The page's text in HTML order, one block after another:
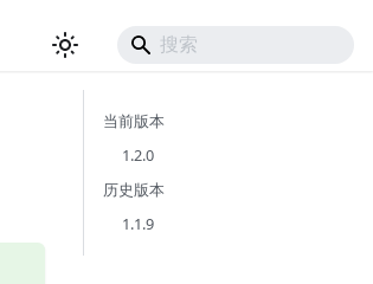
当前版本
1.2.0
历史版本
1.1.9